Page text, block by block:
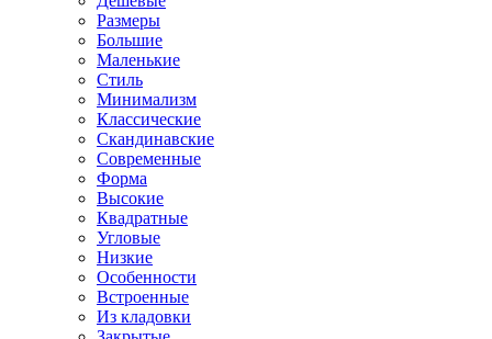
Размеры
Большие
Маленькие
Стиль
Минимализм
Классические
Скандинавские
Современные
Форма
Высокие
Квадратные
Угловые
Низкие
Особенности
Встроенные
Из кладовки